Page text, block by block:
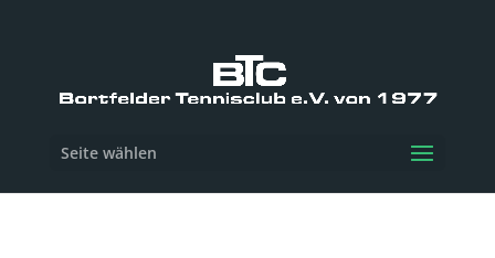
Seite wählen